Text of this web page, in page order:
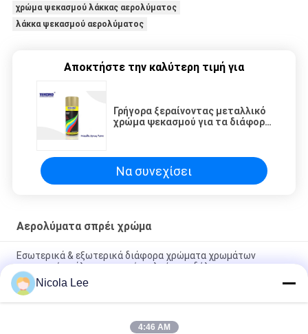
χρώμα ψεκασμού λάκκας αερολύματος
λάκκα ψεκασμού αερολύματος
Αποκτήστε την καλύτερη τιμή για
Γρήγορα ξεραίνοντας μεταλλικό
χρώμα ψεκασμού για τα διάφορα
Να συνεχίσει
Αερολύματα σπρέι χρώμα
Εσωτερικά & εξωτερικά διάφορα χρώματα χρωμάτων
ψεκασμού σμάλτων για τα έπιπλα/τα ποδήλατα
Μη - τοξικό χρώμα ψεκασμού ανοξείδωτου που αντιστέκεται
στη σμίλευση/το ράγισμα/την αποφλοίωση
Nicola Lee
4:46 AM